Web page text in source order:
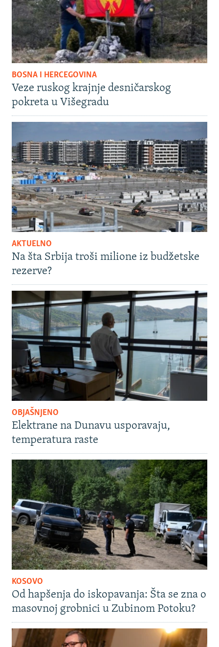
BOSNA I HERCEGOVINA
Veze ruskog krajnje desničarskog
pokreta u Višegradu
AKTUELNO
Na šta Srbija troši milione iz budžetske
rezerve?
OBJAŠNJENO
Elektrane na Dunavu usporavaju,
temperatura raste
KOSOVO
Od hapšenja do iskopavanja: Šta se zna o
masovnoj grobnici u Zubinom Potoku?